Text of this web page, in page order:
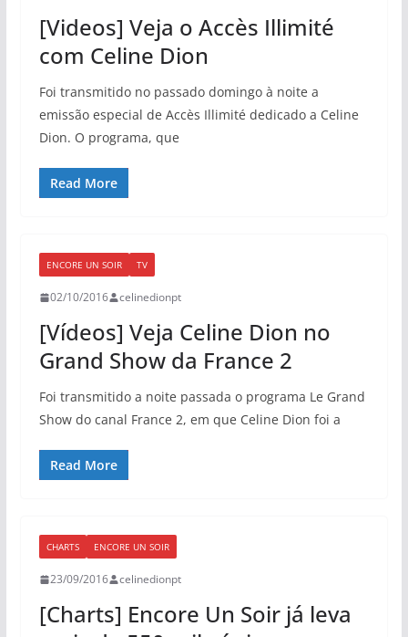
[Videos] Veja o Accès Illimité
com Celine Dion
Foi transmitido no passado domingo à noite a
emissão especial de Accès Illimité dedicado a Celine
Dion. O programa, que
Read More
ENCORE UN SOIR TV
02/10/2016 celinedionpt
[Vídeos] Veja Celine Dion no
Grand Show da France 2
Foi transmitido a noite passada o programa Le Grand
Show do canal France 2, em que Celine Dion foi a
Read More
CHARTS ENCORE UN SOIR
23/09/2016 celinedionpt
[Charts] Encore Un Soir já leva